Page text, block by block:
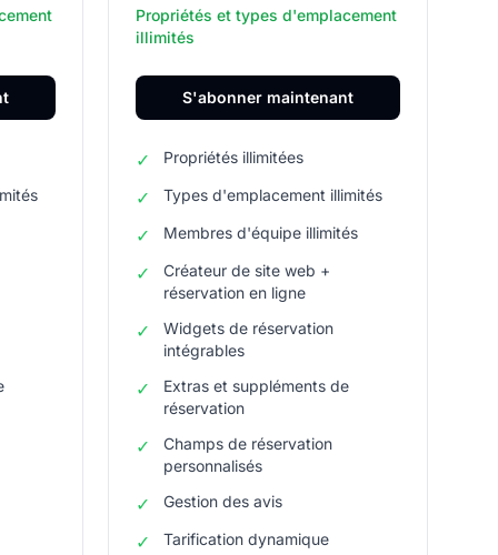
Propriétés et types d'emplacement
illimités
S'abonner maintenant
✓ Propriétés illimitées
✓ Types d'emplacement illimités
✓ Membres d'équipe illimités
✓
Créateur de site web +
réservation en ligne
✓
Widgets de réservation
intégrables
✓
Extras et suppléments de
réservation
✓
Champs de réservation
personnalisés
✓ Gestion des avis
✓ Tarification dynamique